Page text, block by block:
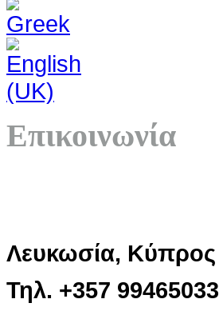
Επικοινωνία
Λευκωσία, Κύπρος
Τηλ. +357 99465033